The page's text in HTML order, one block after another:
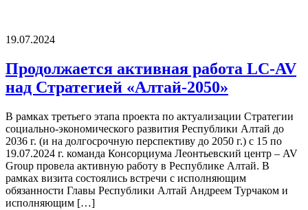
19.07.2024
Продолжается активная работа LC-AV
над Стратегией «Алтай-2050»
В рамках третьего этапа проекта по актуализации Стратегии
социально-экономического развития Республики Алтай до
2036 г. (и на долгосрочную перспективу до 2050 г.) с 15 по
19.07.2024 г. команда Консорциума Леонтьевский центр – AV
Group провела активную работу в Республике Алтай. В
рамках визита состоялись встречи с исполняющим
обязанности Главы Республики Алтай Андреем Турчаком и
исполняющим […]